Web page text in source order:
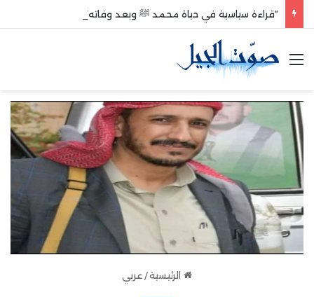
“قراءة سياسية في حياة محمد ﷺ وبعد وفاته”
القائمة
الرئيسية/عربي